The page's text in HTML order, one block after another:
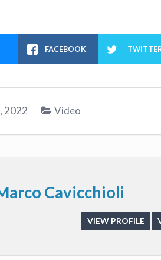
FACEBOOK
2022 Video
Cavicchioli
VIEW PROFILE